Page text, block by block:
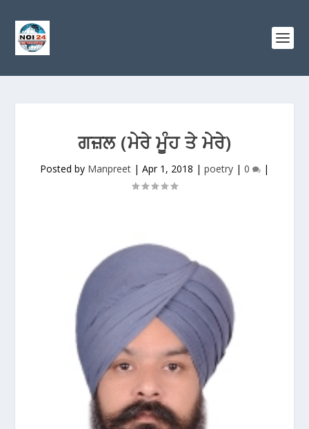
ਗਜ਼ਲ (ਮੇਰੇ ਮੂੰਹ ਤੇ ਮੇਰੇ)
Posted by Manpreet | Apr 1, 2018 | poetry | 0 |